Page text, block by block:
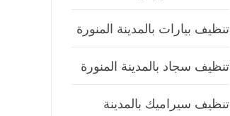
تنظيف بيارات بالمدينة المنورة
تنظيف سجاد بالمدينة المنورة
تنظيف سيراميك بالمدينة